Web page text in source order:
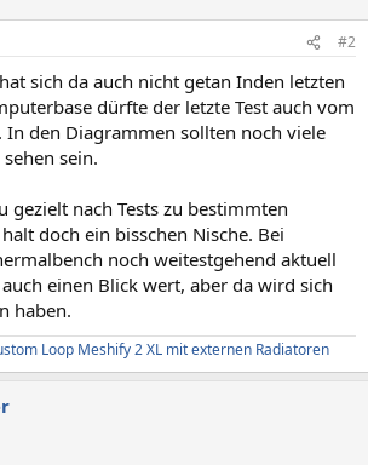
#2
sich da auch nicht getan Inden letzten
dürfte der letzte Test auch vom
In den Diagrammen sollten noch viele
sein.
gezielt nach Tests zu bestimmten
doch ein bisschen Nische. Bei
noch weitestgehend aktuell
einen Blick wert, aber da wird sich
haben.
Loop Meshify 2 XL mit externen Radiatoren